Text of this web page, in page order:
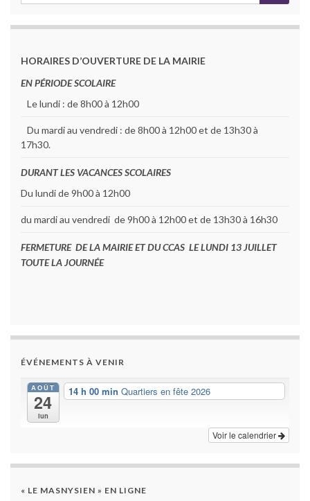
HORAIRES D’OUVERTURE DE LA MAIRIE
EN PÉRIODE SCOLAIRE
Le lundi : de 8h00 à 12h00
Du mardi au vendredi : de 8h00 à 12h00 et de 13h30 à
17h30.
DURANT LES VACANCES SCOLAIRES
Du lundi de 9h00 à 12h00
du mardi au vendredi de 9h00 à 12h00 et de 13h30 à 16h30
FERMETURE DE LA MAIRIE ET DU CCAS LE LUNDI 13 JUILLET
TOUTE LA JOURNÉE
ÉVÉNEMENTS À VENIR
AOÛT
24
lun
14 h 00 min Quartiers en fête 2026
Voir le calendrier
« LE MASNYSIEN » EN LIGNE